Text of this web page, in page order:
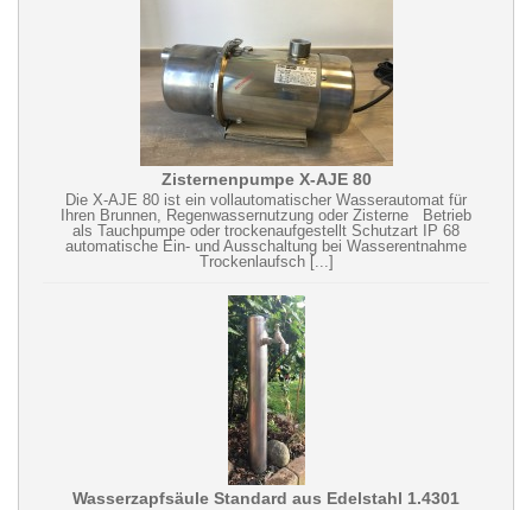
Zisternenpumpe X-AJE 80
Die X-AJE 80 ist ein vollautomatischer Wasserautomat für
Ihren Brunnen, Regenwassernutzung oder Zisterne Betrieb
als Tauchpumpe oder trockenaufgestellt Schutzart IP 68
automatische Ein- und Ausschaltung bei Wasserentnahme
Trockenlaufsch [...]
Wasserzapfsäule Standard aus Edelstahl 1.4301